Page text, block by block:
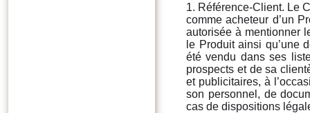
1. Référence-Client. Le
comme acheteur d’un
autorisée à mentionner
le Produit ainsi qu’une
été vendu dans ses
prospects et de sa
et publicitaires, à
son personnel, de
cas de dispositions